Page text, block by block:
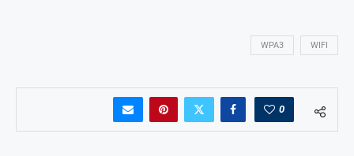
WIFI
WPA3
0